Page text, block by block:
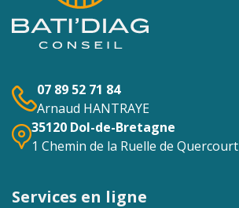
07 89 52 71 84
Arnaud HANTRAYE
35120 Dol-de-Bretagne
1 Chemin de la Ruelle de Quercourt
Services en ligne